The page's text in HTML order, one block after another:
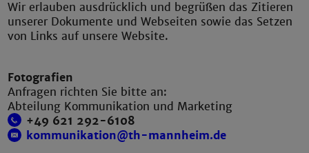
Wir erlauben ausdrücklich und begrüßen das Zitieren
unserer Dokumente und Webseiten sowie das Setzen
von Links auf unsere Website.
Fotografien
Anfragen richten Sie bitte an:
Abteilung Kommunikation und Marketing
+49 621 292-6108
kommunikation@th-mannheim.de